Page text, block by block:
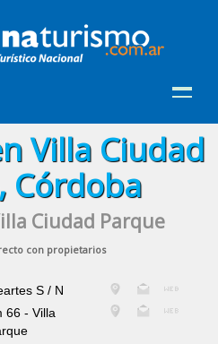
Villa Ciudad
Córdoba
Ciudad Parque
con propietarios
S / N
66 - Villa